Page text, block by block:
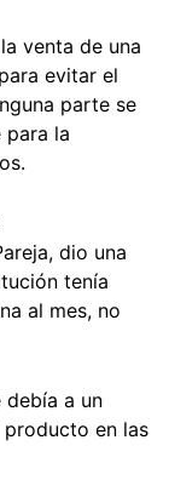
venta de una
evitar el
parte se
para la
dio una
tenía
al mes, no
debía a un
en las